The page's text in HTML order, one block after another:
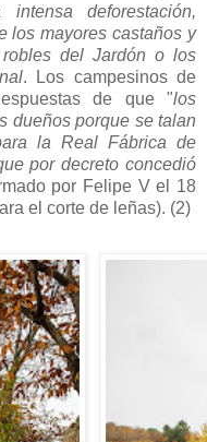
deforestación,
los mayores castaños y
del Jardón o los
. Los campesinos de
de que "los
dueños porque se talan
la Real Fábrica de
por decreto concedió
por Felipe V el 18
el corte de leñas). (2)